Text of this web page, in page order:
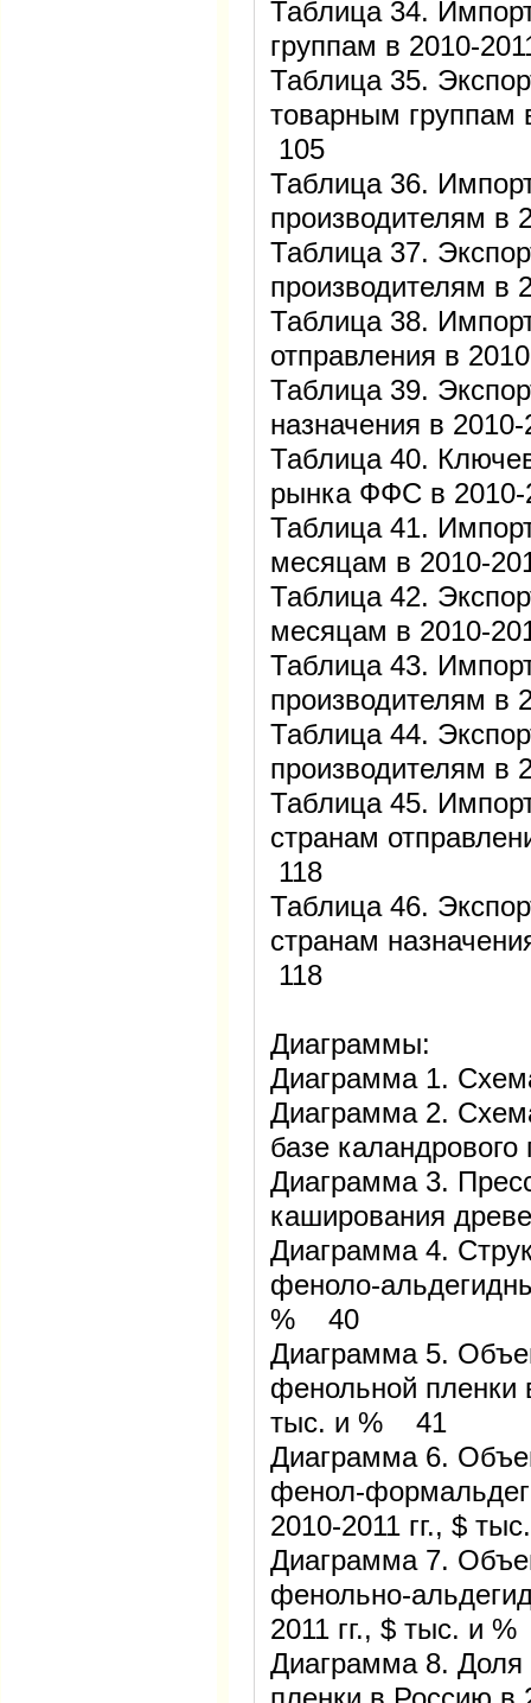
Таблица 34.
группам в 2010-
Таблица 35.
товарным группам
105
Таблица 36.
производителям в
Таблица 37.
производителям в
Таблица 38.
отправления в
Таблица 39.
назначения в
Таблица 40.
рынка ФФС в 2010-
Таблица 41.
месяцам в 2010-
Таблица 42.
месяцам в 2010-
Таблица 43.
производителям в
Таблица 44.
производителям в
Таблица 45.
странам
118
Таблица 46.
странам
118
Диаграммы:
Диаграмма 1.
Диаграмма 2.
базе
Диаграмма 3.
каширования
Диаграмма 4.
феноло-
% 40
Диаграмма 5.
фенольной пленки
тыс. и % 41
Диаграмма 6.
фенол-
2010-2011 гг., $
Диаграмма 7.
фенольно-
2011 гг., $ тыс. и
Диаграмма 8.